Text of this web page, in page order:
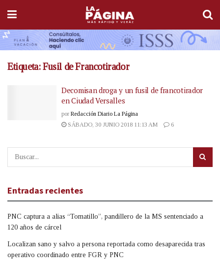
Etiqueta:Fusil de Francotirador
Decomisan droga y un fusil de francotirador
en Ciudad Versalles
por Redacción Diario La Página
SÁBADO, 30 JUNIO 2018 11:13 AM
6
Entradas recientes
PNC captura a alias “Tomatillo”, pandillero de la MS sentenciado a
120 años de cárcel
Localizan sano y salvo a persona reportada como desaparecida tras
operativo coordinado entre FGR y PNC